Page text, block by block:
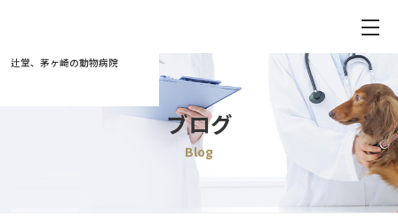
辻堂、茅ヶ崎の動物病院
ブログ
Blog